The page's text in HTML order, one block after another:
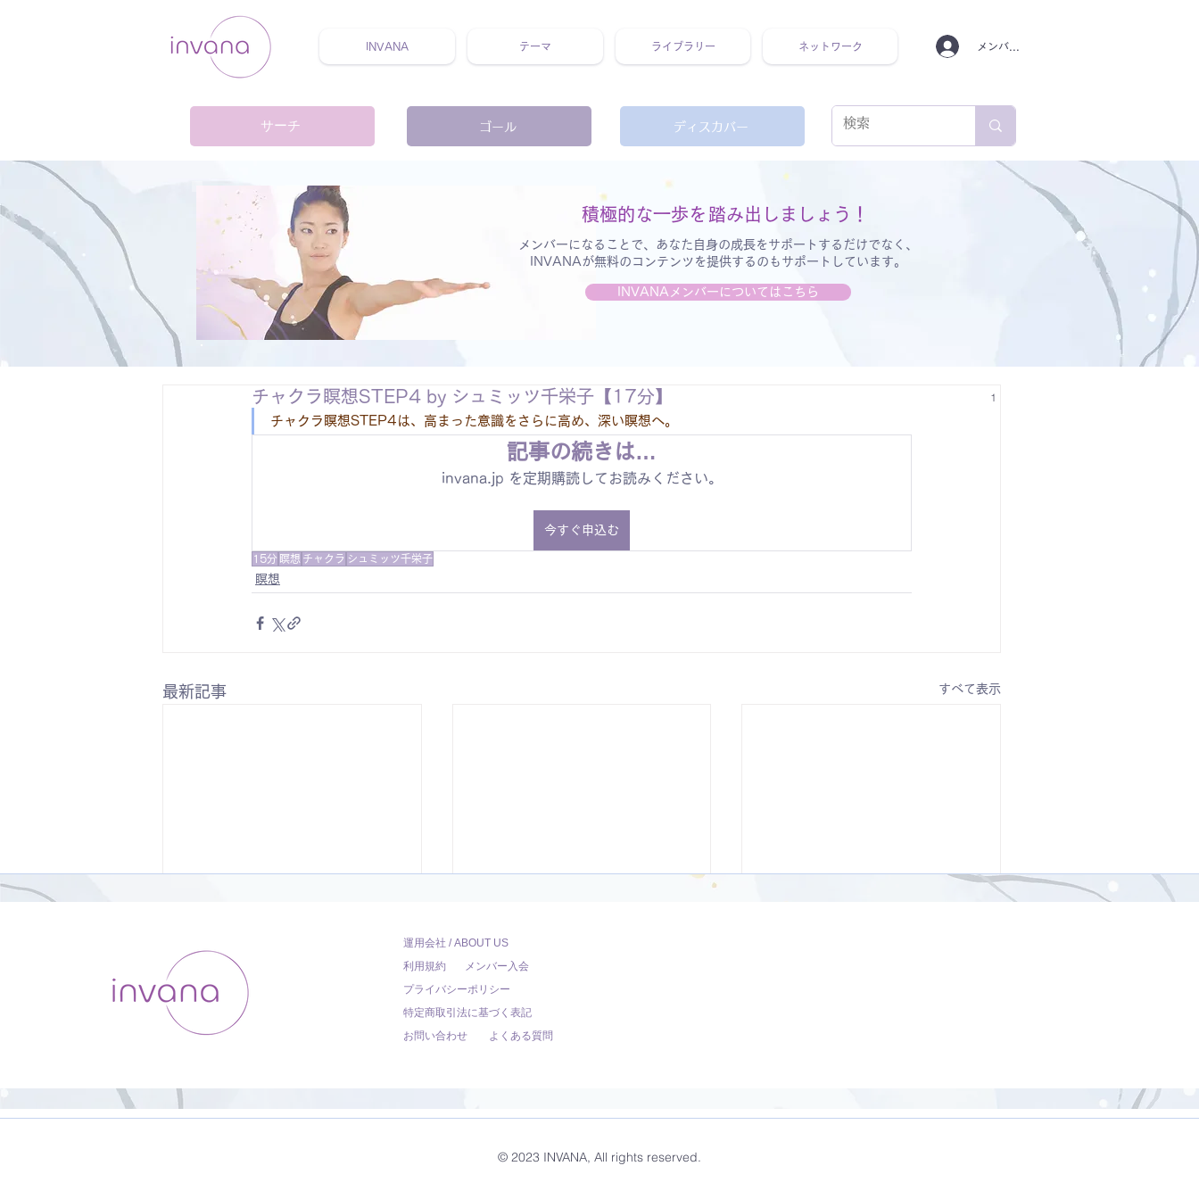
INVANA テーマ ライブラリー ネットワーク メンバーログイン
サーチ ゴール ディスカバー
積極的な一歩を
メンバーになることで、あなた自身の成長をサポートするだけでなく、
INVANAが無料のコンテンツを提供するのもサポートしています。
INVANAメンバーについてはこちら
踏み出しましょう！
チャクラ瞑想STEP4 by シュミッツ千栄子【17分】
チャクラ瞑想STEP4は、高まった意識をさらに高め、深い瞑想へ。
記事の続きは…
invana.jp を定期購読してお読みください。
今すぐ申込む
15分 瞑想 チャクラ シュミッツ千栄子
瞑想
最新記事 すべて表示
リング 思考に気づいて、感
1
運用会社 / ABOUT US
利用規約
メンバー入会
プライバシーポリシー
特定商取引法に基づく表記
お問い合わせ
よくある質問
© 2023 INVANA, All rights reserved.